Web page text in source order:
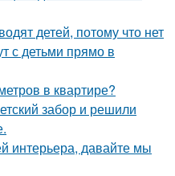
детей, потому что нет
с детьми прямо в
в квартире?
забор и решили
интерьера, давайте мы